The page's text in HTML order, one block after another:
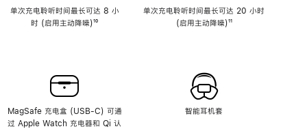
单次充电聆听时间最长可达 8 小
时 (启用主动降噪)脚
¹⁰
MagSafe 充电盒 (USB-C) 可通
过 Apple Watch 充电器和 Qi 认
单次充电聆听时间最长可达 20 小时
(启用主动降噪)脚
¹¹
智能耳机套